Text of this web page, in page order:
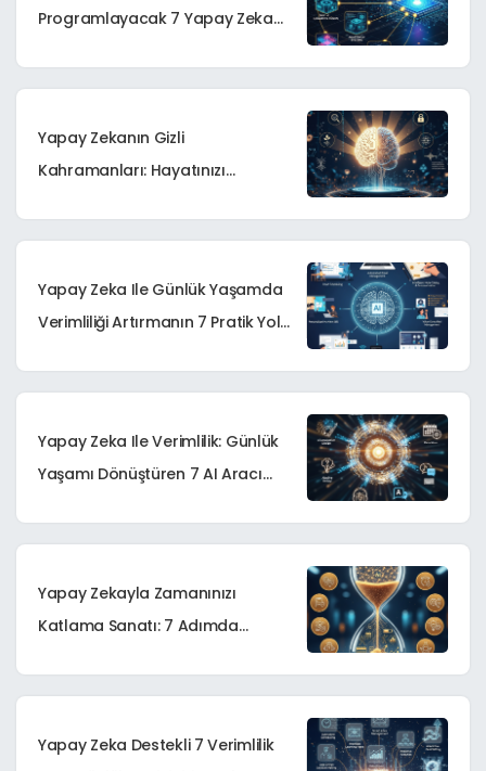
Programlayacak 7 Yapay Zeka
Yapay Zekanın Gizli
Kahramanları: Hayatınızı
Yapay Zeka Ile Günlük Yaşamda
Verimliliği Artırmanın 7 Pratik Yolu
Yapay Zeka Ile Verimlilik: Günlük
Yaşamı Dönüştüren 7 AI Aracı
Yapay Zekayla Zamanınızı
Katlama Sanatı: 7 Adımda
Yapay Zeka Destekli 7 Verimlilik